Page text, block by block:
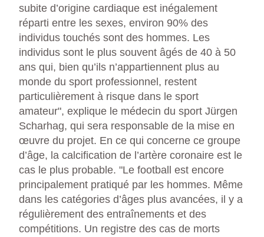
subite d’origine cardiaque est inégalement
réparti entre les sexes, environ 90% des
individus touchés sont des hommes. Les
individus sont le plus souvent âgés de 40 à 50
ans qui, bien qu’ils n’appartiennent plus au
monde du sport professionnel, restent
particulièrement à risque dans le sport
amateur", explique le médecin du sport Jürgen
Scharhag, qui sera responsable de la mise en
œuvre du projet. En ce qui concerne ce groupe
d’âge, la calcification de l’artère coronaire est le
cas le plus probable. "Le football est encore
principalement pratiqué par les hommes. Même
dans les catégories d’âges plus avancées, il y a
régulièrement des entraînements et des
compétitions. Un registre des cas de morts